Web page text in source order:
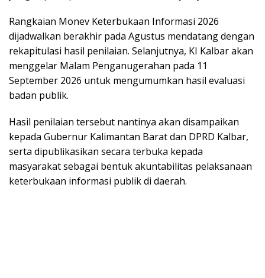
Rangkaian Monev Keterbukaan Informasi 2026
dijadwalkan berakhir pada Agustus mendatang dengan
rekapitulasi hasil penilaian. Selanjutnya, KI Kalbar akan
menggelar Malam Penganugerahan pada 11
September 2026 untuk mengumumkan hasil evaluasi
badan publik.
Hasil penilaian tersebut nantinya akan disampaikan
kepada Gubernur Kalimantan Barat dan DPRD Kalbar,
serta dipublikasikan secara terbuka kepada
masyarakat sebagai bentuk akuntabilitas pelaksanaan
keterbukaan informasi publik di daerah.